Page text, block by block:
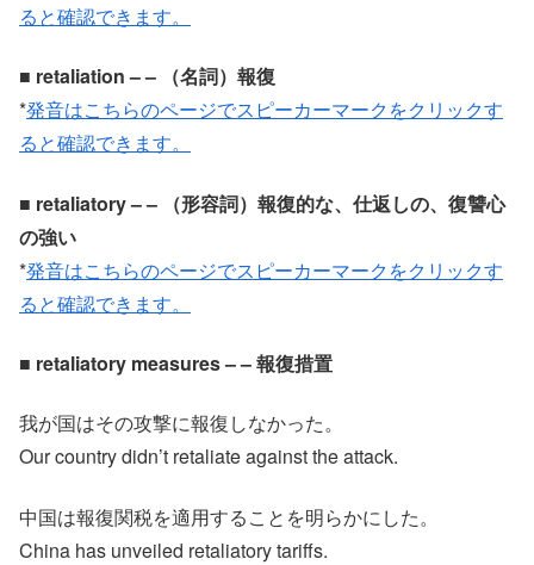
ると確認できます。
■ retaliation – – （名詞）報復
*発音はこちらのページでスピーカーマークをクリックす
ると確認できます。
■ retaliatory – – （形容詞）報復的な、仕返しの、復讐心
の強い
*発音はこちらのページでスピーカーマークをクリックす
ると確認できます。
■ retaliatory measures – – 報復措置
我が国はその攻撃に報復しなかった。
Our country didn’t retaliate against the attack.
中国は報復関税を適用することを明らかにした。
China has unveiled retaliatory tariffs.